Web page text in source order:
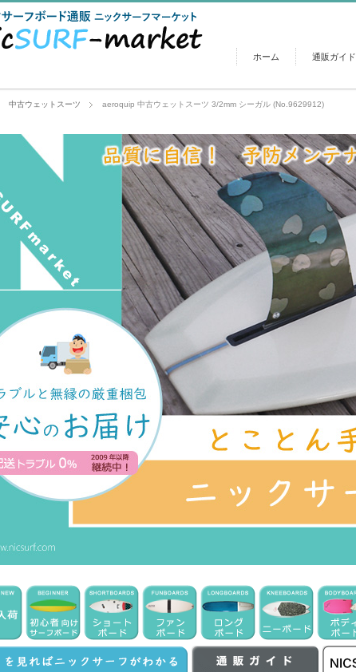
ホーム 通販ガイド
中古ウェットスーツ aeroquip 中古ウェットスーツ 3/2mm シーガル (No.9629912)